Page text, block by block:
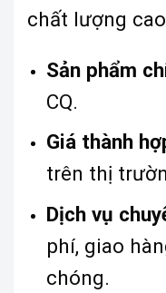
chất lượng
Sản phẩm
CQ.
Giá thành
trên thị
Dịch vụ
phí, giao
chóng.